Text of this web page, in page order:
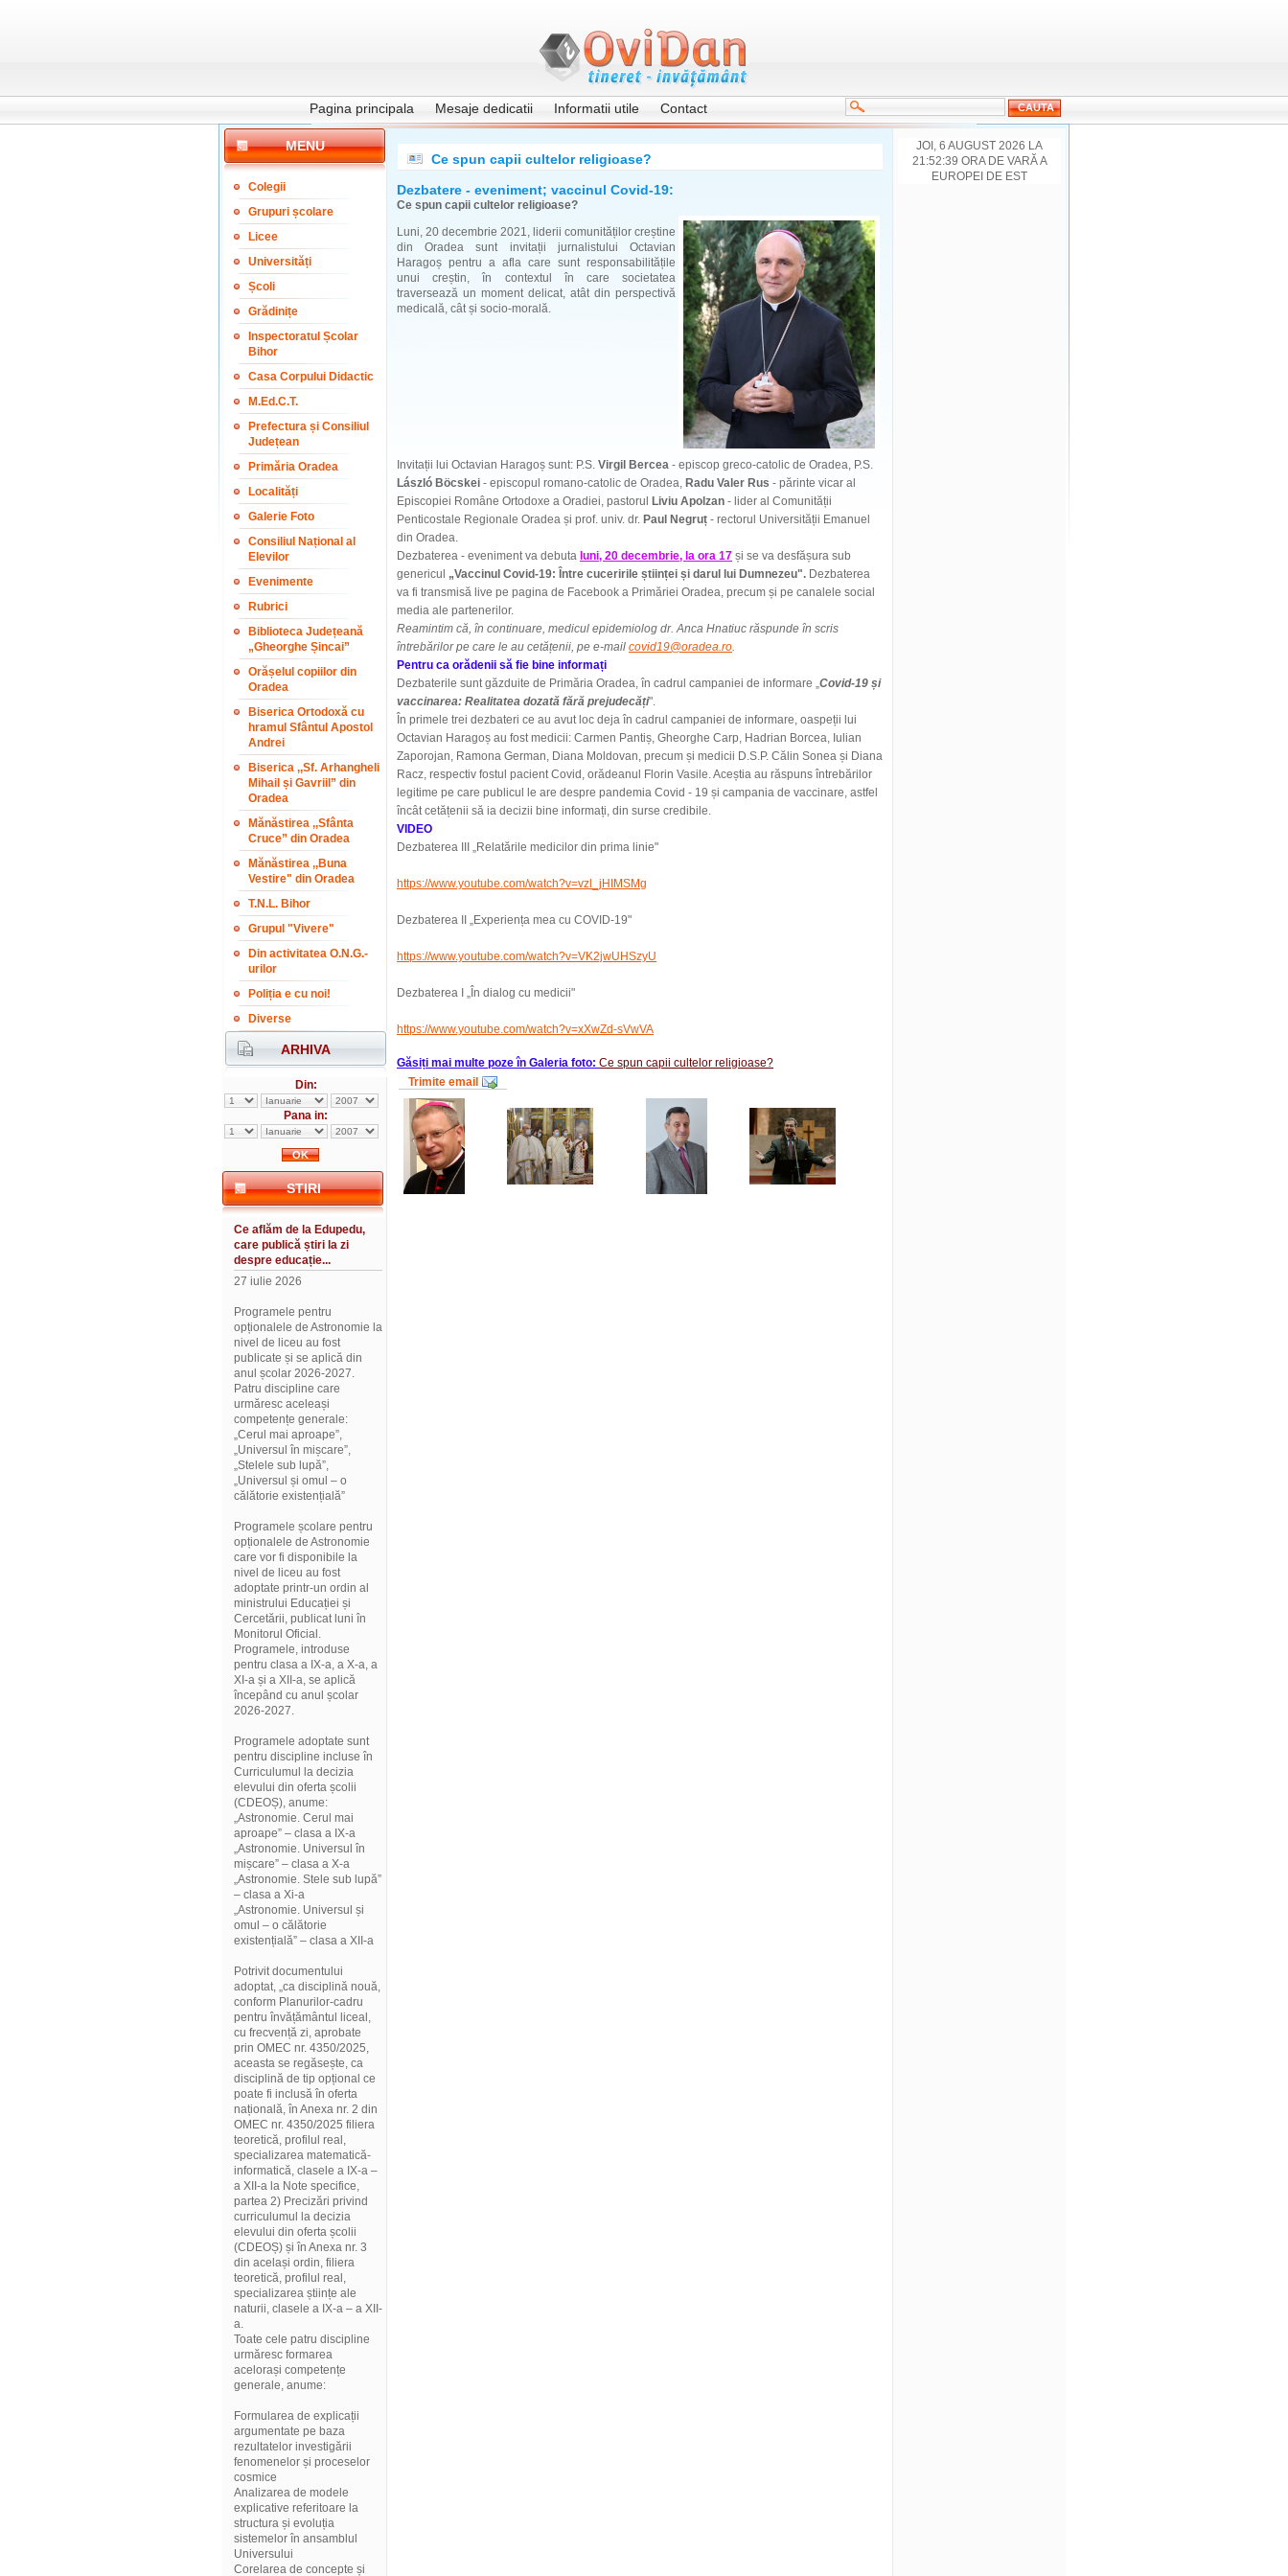
Pagina principala Mesaje dedicatii Informatii utile Contact
MENU
Colegii
Grupuri școlare
Licee
Universități
Școli
Grădinițe
Inspectoratul Școlar
Bihor
Casa Corpului Didactic
M.Ed.C.T.
Prefectura și Consiliul
Județean
Primăria Oradea
Localități
Galerie Foto
Consiliul Național al
Elevilor
Evenimente
Rubrici
Biblioteca Județeană
„Gheorghe Șincai”
Orășelul copiilor din
Oradea
Biserica Ortodoxă cu
hramul Sfântul Apostol
Andrei
Biserica ,,Sf. Arhangheli
Mihail și Gavriil” din
Oradea
Mănăstirea ,,Sfânta
Cruce” din Oradea
Mănăstirea ,,Buna
Vestire" din Oradea
T.N.L. Bihor
Grupul "Vivere"
Din activitatea O.N.G.-
urilor
Poliția e cu noi!
Diverse
ARHIVA
Din:
Pana in:
STIRI
Ce aflăm de la Edupedu,
care publică știri la zi
despre educație...
27 iulie 2026
Programele pentru
opționalele de Astronomie la
nivel de liceu au fost
publicate și se aplică din
anul școlar 2026-2027.
Patru discipline care
urmăresc aceleași
competențe generale:
„Cerul mai aproape”,
„Universul în mișcare”,
„Stelele sub lupă”,
„Universul și omul – o
călătorie existențială”
Programele școlare pentru
opționalele de Astronomie
care vor fi disponibile la
nivel de liceu au fost
adoptate printr-un ordin al
ministrului Educației și
Cercetării, publicat luni în
Monitorul Oficial.
Programele, introduse
pentru clasa a IX-a, a X-a, a
XI-a și a XII-a, se aplică
începând cu anul școlar
2026-2027.
Programele adoptate sunt
pentru discipline incluse în
Curriculumul la decizia
elevului din oferta școlii
(CDEOȘ), anume:
„Astronomie. Cerul mai
aproape” – clasa a IX-a
„Astronomie. Universul în
mișcare” – clasa a X-a
„Astronomie. Stele sub lupă”
– clasa a Xi-a
„Astronomie. Universul și
omul – o călătorie
existențială” – clasa a XII-a
Potrivit documentului
adoptat, „ca disciplină nouă,
conform Planurilor-cadru
pentru învățământul liceal,
cu frecvență zi, aprobate
prin OMEC nr. 4350/2025,
aceasta se regăsește, ca
disciplină de tip opțional ce
poate fi inclusă în oferta
națională, în Anexa nr. 2 din
OMEC nr. 4350/2025 filiera
teoretică, profilul real,
specializarea matematică-
informatică, clasele a IX-a –
a XII-a la Note specifice,
partea 2) Precizări privind
curriculumul la decizia
elevului din oferta școlii
(CDEOȘ) și în Anexa nr. 3
din același ordin, filiera
teoretică, profilul real,
specializarea științe ale
naturii, clasele a IX-a – a XII-
a.
Toate cele patru discipline
urmăresc formarea
acelorași competențe
generale, anume:
Formularea de explicații
argumentate pe baza
rezultatelor investigării
fenomenelor și proceselor
cosmice
Analizarea de modele
explicative referitoare la
structura și evoluția
sistemelor în ansamblul
Universului
Corelarea de concepte și
Ce spun capii cultelor religioase?
Dezbatere - eveniment; vaccinul Covid-19:
Ce spun capii cultelor religioase?
Luni, 20 decembrie 2021, liderii comunităților creștine
din Oradea sunt invitații jurnalistului Octavian
Haragoș pentru a afla care sunt responsabilitățile
unui creștin, în contextul în care societatea
traversează un moment delicat, atât din perspectivă
medicală, cât și socio-morală.
Invitații lui Octavian Haragoș sunt: P.S. Virgil Bercea - episcop greco-catolic de Oradea, P.S.
László Böcskei - episcopul romano-catolic de Oradea, Radu Valer Rus - părinte vicar al
Episcopiei Române Ortodoxe a Oradiei, pastorul
Liviu Apolzan - lider al Comunității
Penticostale Regionale Oradea și prof. univ. dr. Paul Negruț - rectorul Universității Emanuel
din Oradea.
Dezbaterea - eveniment va debuta luni, 20 decembrie, la ora 17 și se va desfășura sub
genericul „Vaccinul Covid-19: Între cuceririle științei și darul lui Dumnezeu". Dezbaterea
va fi transmisă live pe pagina de Facebook a Primăriei Oradea, precum și pe canalele social
media ale partenerilor.
Reamintim că, în continuare, medicul epidemiolog dr. Anca Hnatiuc răspunde în scris
întrebărilor pe care le au cetățenii, pe e-mail covid19@oradea.ro.
Pentru ca orădenii să fie bine informați
Dezbaterile sunt găzduite de Primăria Oradea, în cadrul campaniei de informare „Covid-19 și
vaccinarea: Realitatea dozată fără prejudecăți".
În primele trei dezbateri ce au avut loc deja în cadrul campaniei de informare, oaspeții lui
Octavian Haragoș au fost medicii: Carmen Pantiș, Gheorghe Carp, Hadrian Borcea, Iulian
Zaporojan, Ramona German, Diana Moldovan, precum și medicii D.S.P. Călin Sonea și Diana
Racz, respectiv fostul pacient Covid, orădeanul Florin Vasile. Aceștia au răspuns întrebărilor
legitime pe care publicul le are despre pandemia Covid - 19 și campania de vaccinare, astfel
încât cetățenii să ia decizii bine informați, din surse credibile.
VIDEO
Dezbaterea III „Relatările medicilor din prima linie"
https://www.youtube.com/watch?v=vzl_jHIMSMg
Dezbaterea II „Experiența mea cu COVID-19"
https://www.youtube.com/watch?v=VK2jwUHSzyU
Dezbaterea I „În dialog cu medicii"
https://www.youtube.com/watch?v=xXwZd-sVwVA
Găsiți mai multe poze în Galeria foto: Ce spun capii cultelor religioase?
Trimite email
JOI, 6 AUGUST 2026 LA
21:52:39 ORA DE VARĂ A
EUROPEI DE EST